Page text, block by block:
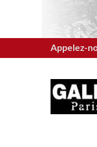
Appelez-